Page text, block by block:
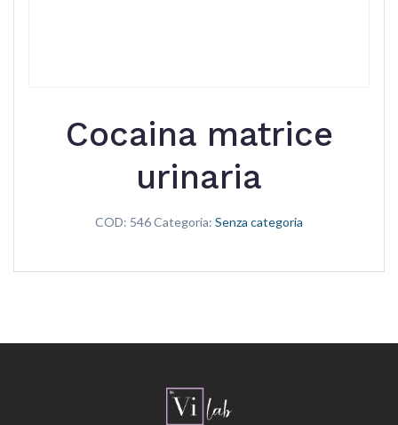
Cocaina matrice
urinaria
COD: 546Categoria: Senza categoria